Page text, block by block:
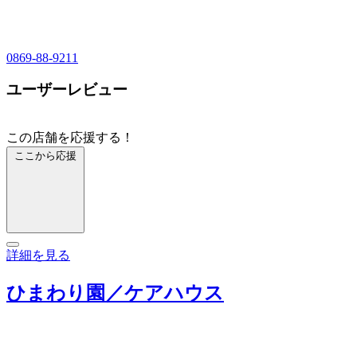
0869-88-9211
ユーザーレビュー
この店舗を応援する！
ここから応援
詳細を見る
ひまわり園／ケアハウス